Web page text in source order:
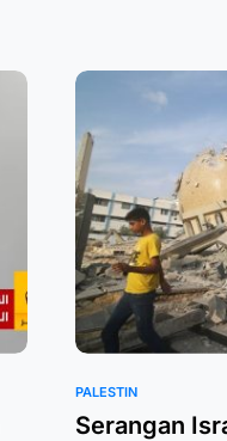
PALESTIN
Serangan